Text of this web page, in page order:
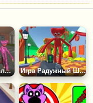
Игра Разрушительная Поездка Хаги Ваги Игра Радужный Шутер: Уничтожай Их Всех!